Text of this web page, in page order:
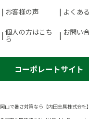
お客様の声 よくあ
個人の方はこち
ら
お問い
コーポレートサイト
岡山で暑さ対策なら【内田金属株式会社